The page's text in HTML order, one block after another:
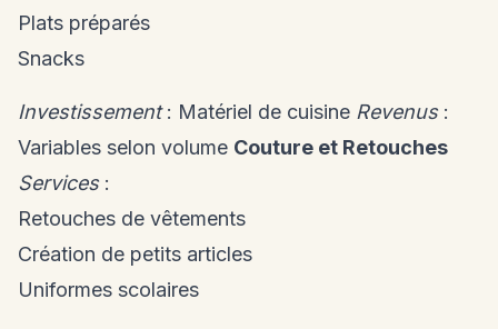
Plats préparés
Snacks
Investissement: Matériel de cuisine Revenus:
Variables selon volume Couture et Retouches
Services:
Retouches de vêtements
Création de petits articles
Uniformes scolaires